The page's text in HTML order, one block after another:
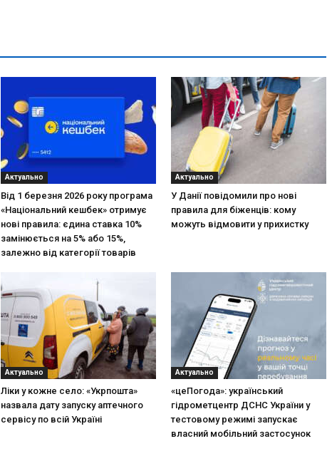
Актуально
Від 1 березня 2026 року програма
«Національний кешбек» отримує
нові правила: єдина ставка 10%
замінюється на 5% або 15%,
залежно від категорії товарів
Актуально
У Данії повідомили про нові
правила для біженців: кому
можуть відмовити у прихистку
Актуально
Ліки у кожне село: «Укрпошта»
назвала дату запуску аптечного
сервісу по всій Україні
Актуально
«цеПогода»: український
гідрометцентр ДСНС України у
тестовому режимі запускає
власний мобільний застосунок